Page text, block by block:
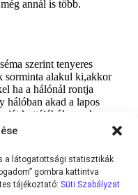
a látogatottsági statisztikák
gombra kattintva
tájékoztató: Süti Szabályzat